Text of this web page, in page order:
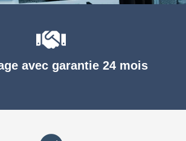
avec garantie 24 mois